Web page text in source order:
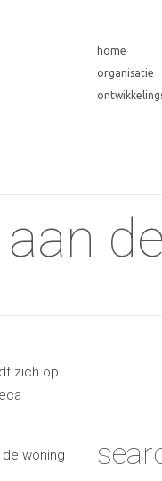
home
organisatie
zich op
woning